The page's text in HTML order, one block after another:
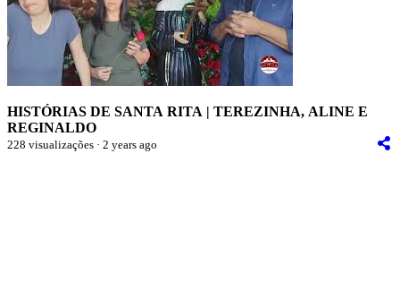
HISTÓRIAS DE SANTA RITA | TEREZINHA, ALINE E
REGINALDO
228 visualizações · 2 years ago